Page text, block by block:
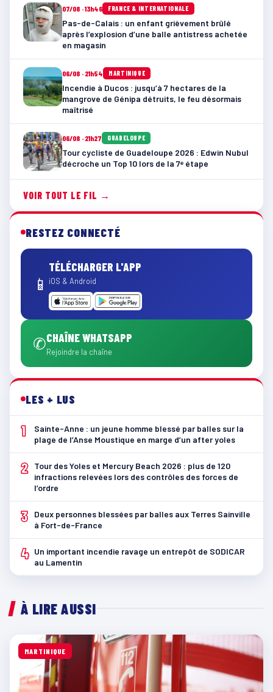
07/08 · 13h46 FRANCE & INTERNATIONALE
Pas-de-Calais : un enfant grièvement brûlé
après l’explosion d’une balle antistress achetée
en magasin
06/08 · 21h54 MARTINIQUE
Incendie à Ducos : jusqu’à 7 hectares de la
mangrove de Génipa détruits, le feu désormais
maîtrisé
06/08 · 21h27 GUADELOUPE
Tour cycliste de Guadeloupe 2026 : Edwin Nubul
décroche un Top 10 lors de la 7ᵉ étape
VOIR TOUT LE FIL →
RESTEZ CONNECTÉ
📱
TÉLÉCHARGER L'APP
iOS & Android
✆CHAÎNE WHATSAPP
Rejoindre la chaîne
LES + LUS
1
Sainte-Anne : un jeune homme blessé par balles sur la
plage de l’Anse Moustique en marge d’un after yoles
2
Tour des Yoles et Mercury Beach 2026 : plus de 120
infractions relevées lors des contrôles des forces de
l’ordre
3
Deux personnes blessées par balles aux Terres Sainville
à Fort-de-France
4 Un important incendie ravage un entrepôt de SODICAR
au Lamentin
À LIRE AUSSI
MARTINIQUE